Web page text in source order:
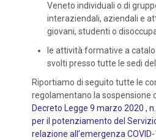
Veneto individuali o di
interaziendali, aziendali e
giovani, studenti o
le attività formative a
svolti presso tutte le sedi
Riportiamo di seguito tutte le
regolamentano la sospensione
Decreto Legge 9 marzo 2020 ,
per il potenziamento del
relazione all’emergenza